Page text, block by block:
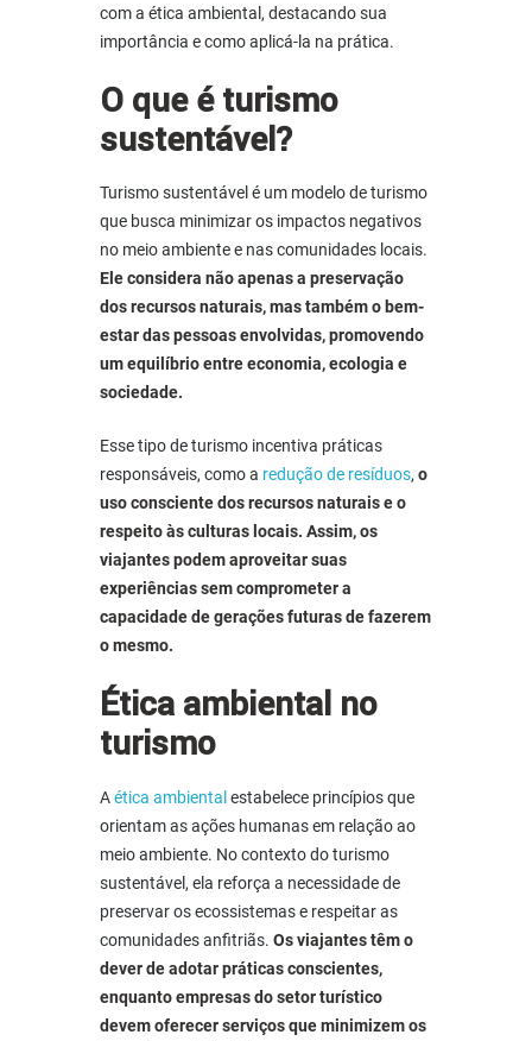
com a ética ambiental, destacando sua
importância e como aplicá-la na prática.
O que é turismo
sustentável?
Turismo sustentável é um modelo de turismo
que busca minimizar os impactos negativos
no meio ambiente e nas comunidades locais.
Ele considera não apenas a preservação
dos recursos naturais, mas também o bem-
estar das pessoas envolvidas, promovendo
um equilíbrio entre economia, ecologia e
sociedade.
Esse tipo de turismo incentiva práticas
responsáveis, como a redução de resíduos, o
uso consciente dos recursos naturais e o
respeito às culturas locais. Assim, os
viajantes podem aproveitar suas
experiências sem comprometer a
capacidade de gerações futuras de fazerem
o mesmo.
Ética ambiental no
turismo
Aética ambiental estabelece princípios que
orientam as ações humanas em relação ao
meio ambiente. No contexto do turismo
sustentável, ela reforça a necessidade de
preservar os ecossistemas e respeitar as
comunidades anfitriãs. Os viajantes têm o
dever de adotar práticas conscientes,
enquanto empresas do setor turístico
devem oferecer serviços que minimizem os